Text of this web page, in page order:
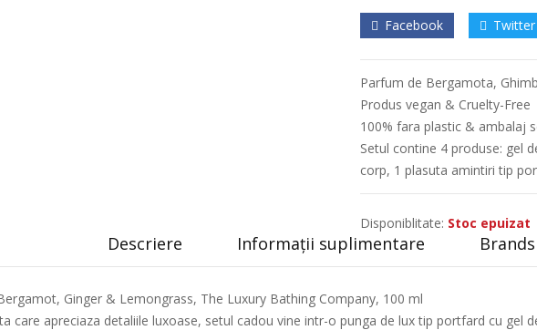
Facebook Twitter
Parfum de Bergamota,
Produs vegan & Cruelty-Free
100% fara plastic & ambalaj
Setul contine 4 produse: gel
corp, 1 plasuta amintiri tip
Disponiblitate: Stoc epuizat
Descriere Informații suplimentare
Ginger & Lemongrass, The Luxury Bathing Company, 100 ml
care apreciaza detaliile luxoase, setul cadou vine intr-o punga de lux tip portfard cu gel